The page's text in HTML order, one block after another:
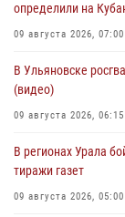
определили на
09 августа 2026, 07:00
В Ульяновске
(видео)
09 августа 2026, 06:15
В регионах Урала
тиражи газет
09 августа 2026, 05:00